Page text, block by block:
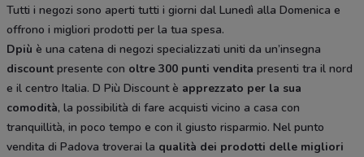
Tutti i negozi sono aperti tutti i giorni dal Lunedì alla Domenica e
offrono i migliori prodotti per la tua spesa.
Dpiù è una catena di negozi specializzati uniti da un’insegna
discount presente con oltre 300 punti vendita presenti tra il nord
e il centro Italia. D Più Discount è apprezzato per la sua
comodità, la possibilità di fare acquisti vicino a casa con
tranquillità, in poco tempo e con il giusto risparmio. Nel punto
vendita di Padova troverai la qualità dei prodotti delle migliori